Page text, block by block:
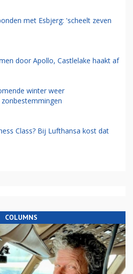
met Esbjerg: 'scheelt zeven
door Apollo, Castlelake haakt af
winter weer
Class? Bij Lufthansa kost dat
COLUMNS